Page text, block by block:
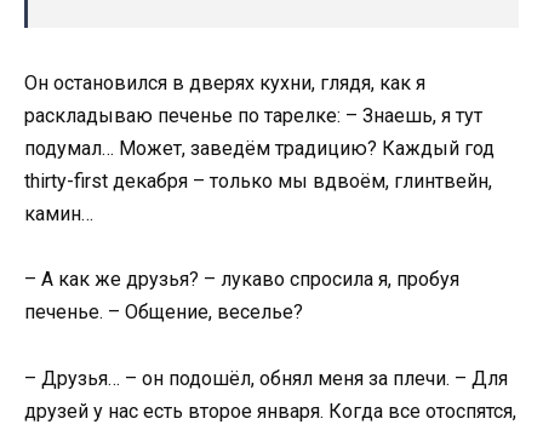
Он остановился в дверях кухни, глядя, как я
раскладываю печенье по тарелке: – Знаешь, я тут
подумал… Может, заведём традицию? Каждый год
thirty-first декабря – только мы вдвоём, глинтвейн,
камин…
– А как же друзья? – лукаво спросила я, пробуя
печенье. – Общение, веселье?
– Друзья… – он подошёл, обнял меня за плечи. – Для
друзей у нас есть второе января. Когда все отоспятся,